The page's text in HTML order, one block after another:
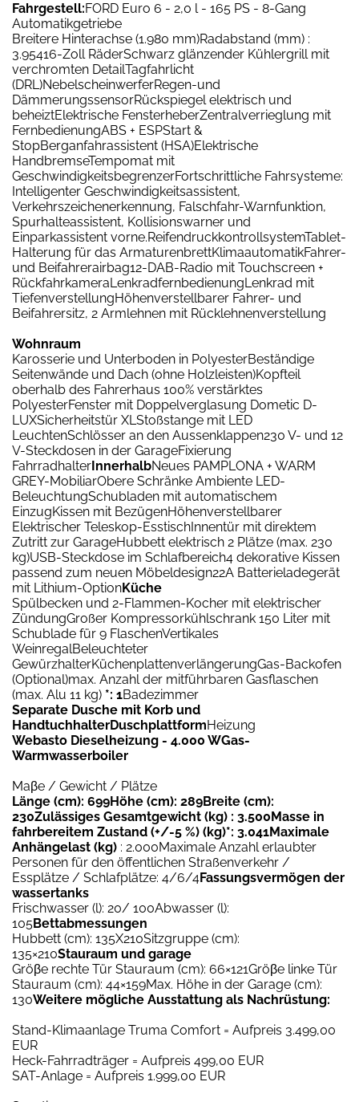
Fahrgestell:FORD Euro 6 - 2,0 l - 165 PS - 8-Gang
Automatikgetriebe
Breitere Hinterachse (1.980 mm)Radabstand (mm) :
3.95416-Zoll RäderSchwarz glänzender Kühlergrill mit
verchromten DetailTagfahrlicht
(DRL)NebelscheinwerferRegen-und
DämmerungssensorRückspiegel elektrisch und
beheiztElektrische FensterheberZentralverrieglung mit
FernbedienungABS + ESPStart &
StopBerganfahrassistent (HSA)Elektrische
HandbremseTempomat mit
GeschwindigkeitsbegrenzerFortschrittliche Fahrsysteme:
Intelligenter Geschwindigkeitsassistent,
Verkehrszeichenerkennung, Falschfahr-Warnfunktion,
Spurhalteassistent, Kollisionswarner und
Einparkassistent vorne.ReifendruckkontrollsystemTablet-
Halterung für das ArmaturenbrettKlimaautomatikFahrer-
und Beifahrerairbag12-DAB-Radio mit Touchscreen +
RückfahrkameraLenkradfernbedienungLenkrad mit
TiefenverstellungHöhenverstellbarer Fahrer- und
Beifahrersitz, 2 Armlehnen mit Rücklehnenverstellung
Wohnraum
Karosserie und Unterboden in PolyesterBeständige
Seitenwände und Dach (ohne Holzleisten)Kopfteil
oberhalb des Fahrerhaus 100% verstärktes
PolyesterFenster mit Doppelverglasung Dometic D-
LUXSicherheitstür XLStoßstange mit LED
LeuchtenSchlösser an den Aussenklappen230 V- und 12
V-Steckdosen in der GarageFixierung
Fahrradhalter InnerhalbNeues PAMPLONA + WARM
GREY-MobiliarObere Schränke Ambiente LED-
BeleuchtungSchubladen mit automatischem
EinzugKissen mit BezügenHöhenverstellbarer
Elektrischer Teleskop-EsstischInnentür mit direktem
Zutritt zur GarageHubbett elektrisch 2 Plätze (max. 230
kg)USB-Steckdose im Schlafbereich4 dekorative Kissen
passend zum neuen Möbeldesign22A Batterieladegerät
mit Lithium-OptionKüche
Spülbecken und 2-Flammen-Kocher mit elektrischer
ZündungGroßer Kompressorkühlschrank 150 Liter mit
Schublade für 9 FlaschenVertikales
WeinregalBeleuchteter
GewürzhalterKüchenplattenverlängerungGas-Backofen
(Optional)max. Anzahl der mitführbaren Gasflaschen
(max. Alu 11 kg) *: 1Badezimmer
Separate Dusche mit Korb und
HandtuchhalterDuschplattformHeizung
Webasto Dieselheizung - 4.000 WGas-
Warmwasserboiler
Maβe / Gewicht / Plätze
Länge (cm): 699Höhe (cm): 289Breite (cm):
230Zulässiges Gesamtgewicht (kg) : 3.500Masse in
fahrbereitem Zustand (+/-5 %) (kg)*: 3.041Maximale
Anhängelast (kg) : 2.000Maximale Anzahl erlaubter
Personen für den öffentlichen Straßenverkehr /
Essplätze / Schlafplätze: 4/6/4Fassungsvermögen der
wassertanks
Frischwasser (l): 20/ 100Abwasser (l):
105Bettabmessungen
Hubbett (cm): 135X210Sitzgruppe (cm):
135×210Stauraum und garage
Gröβe rechte Tür Stauraum (cm): 66×121Gröβe linke Tür
Stauraum (cm): 44×159Max. Höhe in der Garage (cm):
130Weitere mögliche Ausstattung als Nachrüstung:
Stand-Klimaanlage Truma Comfort = Aufpreis 3.499,00
EUR
Heck-Fahrradträger = Aufpreis 499,00 EUR
SAT-Anlage = Aufpreis 1.999,00 EUR